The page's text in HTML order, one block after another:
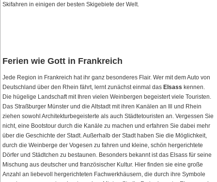
Skifahren in einigen der besten Skigebiete der Welt.
Ferien wie Gott in Frankreich
Jede Region in Frankreich hat ihr ganz besonderes Flair. Wer mit dem Auto von
Deutschland über den Rhein fährt, lernt zunächst einmal das Elsass kennen.
Die hügelige Landschaft mit Ihren vielen Weinbergen begeistert viele Touristen.
Das Straßburger Münster und die Altstadt mit ihren Kanälen an Ill und Rhein
ziehen sowohl Architekturbegeisterte als auch Städtetouristen an. Vergessen Sie
nicht, eine Bootstour durch die Kanäle zu machen und erfahren Sie dabei mehr
über die Geschichte der Stadt. Außerhalb der Stadt haben Sie die Möglichkeit,
durch die Weinberge der Vogesen zu fahren und kleine, schön hergerichtete
Dörfer und Städtchen zu bestaunen. Besonders bekannt ist das Elsass für seine
Mischung aus deutscher und französischer Kultur. Hier finden sie eine große
Anzahl an liebevoll hergerichteten Fachwerkhäusern, die durch ihre Symbole